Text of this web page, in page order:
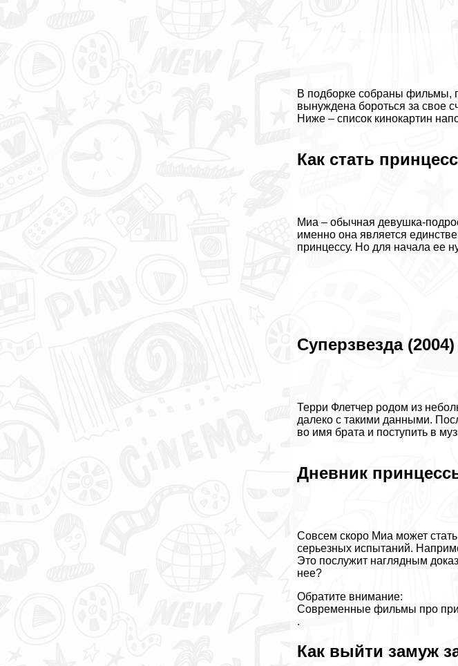
В подборке собраны фильмы,
вынуждена бороться за свое
Ниже – список кинокартин
Как стать
Миа – обычная дeвyшка-
именно она является
принцессу. Но для начала ее
Суперзвезда (2004)
Терри Флетчер родом из
далеко с такими данными.
во имя брата и поступить в
Дневник
Совсем скоро Миа может
серьезных испытаний.
Это послужит наглядным
нее?
Обратите внимание:
Современные фильмы про
.
Как выйти замуж